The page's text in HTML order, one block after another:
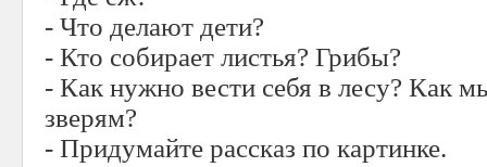
- Что делают дети?
- Кто собирает листья? Грибы?
- Как нужно вести себя в лесу? Как
зверям?
- Придумайте рассказ по картинке.